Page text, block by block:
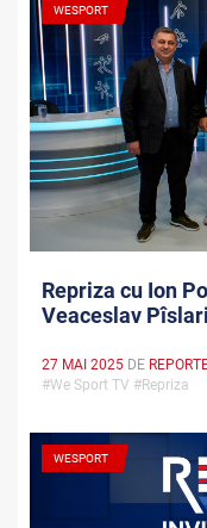
WESPORT
Repriza cu Ion
Veaceslav Pîslari
27 MAI 2025 DE
#We Sport TV #Repriza
WESPORT